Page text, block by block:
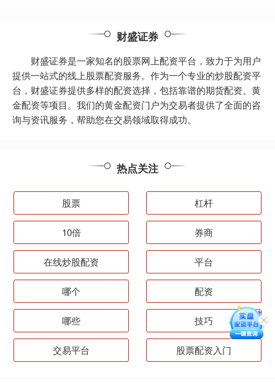
财盛证券
财盛证券是一家知名的股票网上配资平台，致力于为用户
提供一站式的线上股票配资服务。作为一个专业的炒股配资平
台，财盛证券提供多样的配资选择，包括靠谱的期货配资、黄
金配资等项目。我们的黄金配资门户为交易者提供了全面的咨
询与资讯服务，帮助您在交易领域取得成功。
热点关注
股票 杠杆
10倍 券商
在线炒股配资 平台
哪个 配资
哪些 技巧
交易平台 股票配资入门